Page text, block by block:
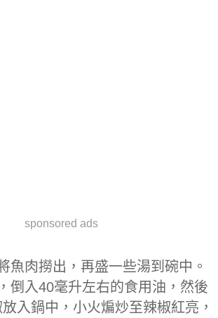
sponsored ads
魚肉撈出，再盛一些湯到碗中。
倒入40毫升左右的食用油，然後
入鍋中，小火煸炒至辣椒紅亮，